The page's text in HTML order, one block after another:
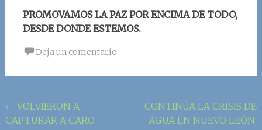
PROMOVAMOS LA PAZ POR ENCIMA DE TODO,
DESDE DONDE ESTEMOS.
Deja un comentario
Navegación
de
← VOLVIERON A
CAPTURAR A CARO
CONTINÚA LA CRISIS DE
AGUA EN NUEVO LEÓN;